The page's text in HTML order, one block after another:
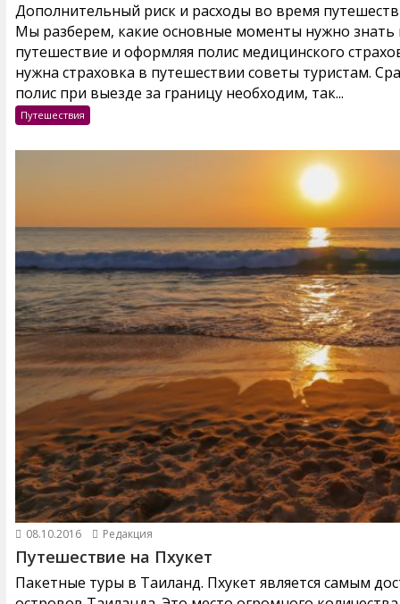
Дополнительный риск и расходы во время
Мы разберем, какие основные моменты нужно знать
путешествие и оформляя полис медицинского
нужна страховка в путешествии советы туристам.
полис при выезде за границу необходим, так...
Путешествия
08.10.2016 Редакция
Путешествие на Пхукет
Пакетные туры в Таиланд. Пхукет является самым